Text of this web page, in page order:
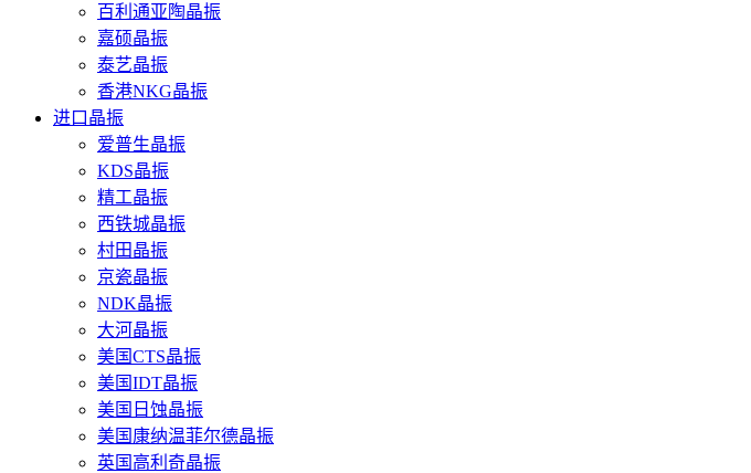
百利通亚陶晶振
嘉硕晶振
泰艺晶振
香港NKG晶振
进口晶振
爱普生晶振
KDS晶振
精工晶振
西铁城晶振
村田晶振
京瓷晶振
NDK晶振
大河晶振
美国CTS晶振
美国IDT晶振
美国日蚀晶振
美国康纳温菲尔德晶振
英国高利奇晶振